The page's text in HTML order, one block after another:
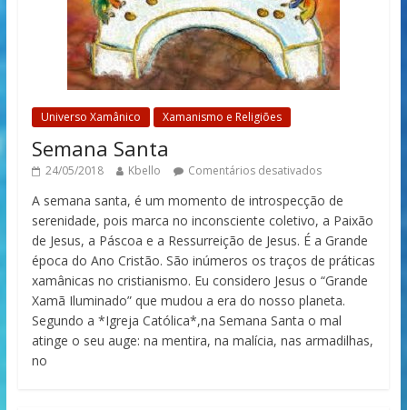
Universo Xamânico Xamanismo e Religiões
Semana Santa
24/05/2018 Kbello Comentários desativados
A semana santa, é um momento de introspecção de
serenidade, pois marca no inconsciente coletivo, a Paixão
de Jesus, a Páscoa e a Ressurreição de Jesus. É a Grande
época do Ano Cristão. São inúmeros os traços de práticas
xamânicas no cristianismo. Eu considero Jesus o “Grande
Xamã Iluminado” que mudou a era do nosso planeta.
Segundo a *Igreja Católica*,na Semana Santa o mal
atinge o seu auge: na mentira, na malícia, nas armadilhas,
no